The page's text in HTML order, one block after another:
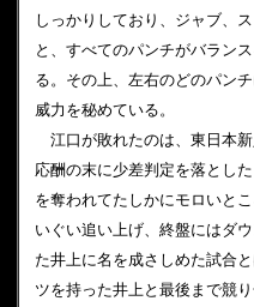
しっかりしており、ジャブ、
と、すべてのパンチがバラン
る。その上、左右のどのパン
威力を秘めている。
江口が敗れたのは、東日本
応酬の末に少差判定を落とし
を奪われてたしかにモロいと
いぐい追い上げ、終盤にはダ
た井上に名を成さしめた試合
ツを持った井上と最後まで競